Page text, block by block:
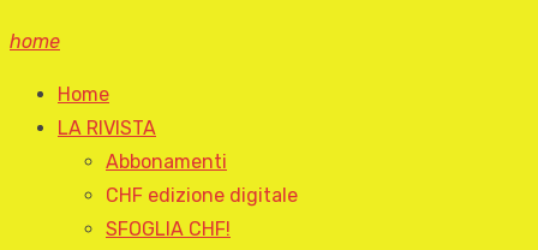
home
Home
LA RIVISTA
Abbonamenti
CHF edizione digitale
SFOGLIA CHF!